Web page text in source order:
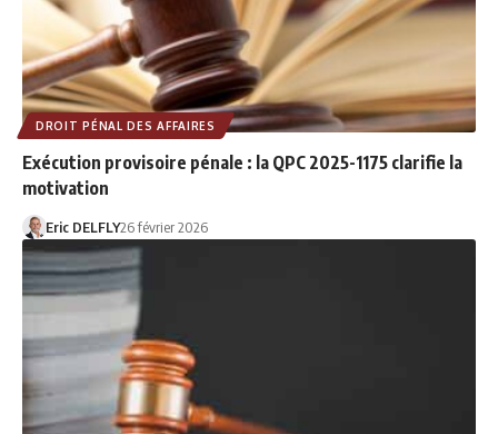
DROIT PÉNAL DES AFFAIRES
Exécution provisoire pénale : la QPC 2025-1175 clarifie la
motivation
Eric DELFLY26 février 2026